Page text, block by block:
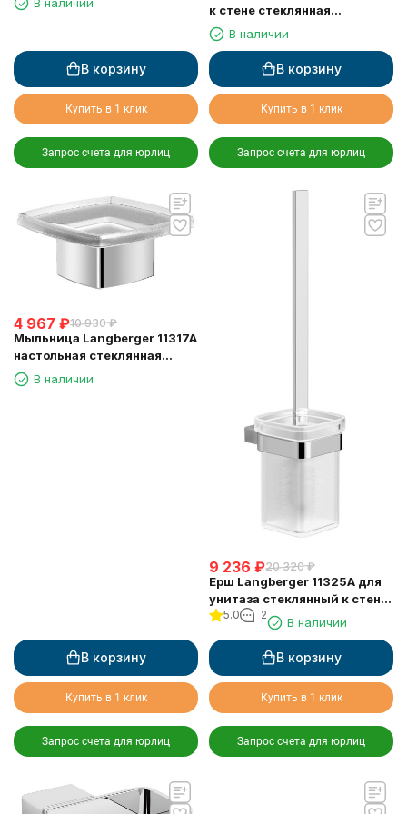
В корзину
Купить в 1 клик
Запрос счета для юрлиц
к стене стеклянная
квадратная
В наличии
В корзину
Купить в 1 клик
Запрос счета для юрлиц
4 967 ₽10 930 ₽
Мыльница Langberger 11317A
настольная стеклянная
квадратная
В наличии
В корзину
Купить в 1 клик
Запрос счета для юрлиц
9 236 ₽20 320 ₽
Ерш Langberger 11325A для
унитаза стеклянный к стене
квадратный
5.0 2
В наличии
В корзину
Купить в 1 клик
Запрос счета для юрлиц